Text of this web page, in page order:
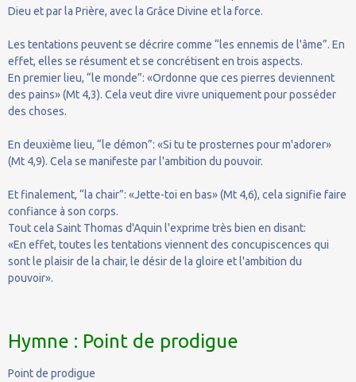
Dieu et par la Prière, avec la Grâce Divine et la force.
Les tentations peuvent se décrire comme “les ennemis de l'âme”. En
effet, elles se résument et se concrétisent en trois aspects.
En premier lieu, “le monde”: «Ordonne que ces pierres deviennent
des pains» (Mt 4,3). Cela veut dire vivre uniquement pour posséder
des choses.
En deuxième lieu, “le démon”: «Si tu te prosternes pour m'adorer»
(Mt 4,9). Cela se manifeste par l'ambition du pouvoir.
Et finalement, “la chair”: «Jette-toi en bas» (Mt 4,6), cela signifie faire
confiance à son corps.
Tout cela Saint Thomas d'Aquin l'exprime très bien en disant:
«En effet, toutes les tentations viennent des concupiscences qui
sont le plaisir de la chair, le désir de la gloire et l'ambition du
pouvoir».
Hymne : Point de prodigue
Point de prodigue